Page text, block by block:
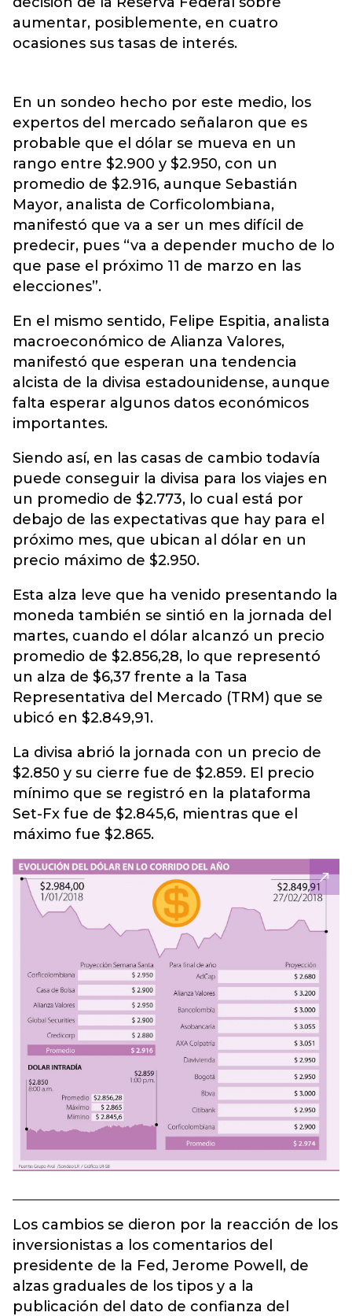
aumentar, posiblemente, en cuatro
ocasiones sus tasas de interés.
En un sondeo hecho por este medio, los
expertos del mercado señalaron que es
probable que el dólar se mueva en un
rango entre $2.900 y $2.950, con un
promedio de $2.916, aunque Sebastián
Mayor, analista de Corficolombiana,
manifestó que va a ser un mes difícil de
predecir, pues “va a depender mucho de lo
que pase el próximo 11 de marzo en las
elecciones”.
En el mismo sentido, Felipe Espitia, analista
macroeconómico de Alianza Valores,
manifestó que esperan una tendencia
alcista de la divisa estadounidense, aunque
falta esperar algunos datos económicos
importantes.
Siendo así, en las casas de cambio todavía
puede conseguir la divisa para los viajes en
un promedio de $2.773, lo cual está por
debajo de las expectativas que hay para el
próximo mes, que ubican al dólar en un
precio máximo de $2.950.
Esta alza leve que ha venido presentando la
moneda también se sintió en la jornada del
martes, cuando el dólar alcanzó un precio
promedio de $2.856,28, lo que representó
un alza de $6,37 frente a la Tasa
Representativa del Mercado (TRM) que se
ubicó en $2.849,91.
La divisa abrió la jornada con un precio de
$2.850 y su cierre fue de $2.859. El precio
mínimo que se registró en la plataforma
Set-Fx fue de $2.845,6, mientras que el
máximo fue $2.865.
Los cambios se dieron por la reacción de los
inversionistas a los comentarios del
presidente de la Fed, Jerome Powell, de
alzas graduales de los tipos y a la
publicación del dato de confianza del